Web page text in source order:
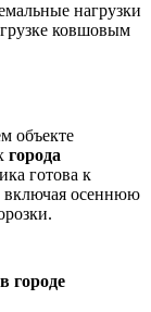
нагрузки
ковшовым
объекте
города
готова к
включая осеннюю
в городе